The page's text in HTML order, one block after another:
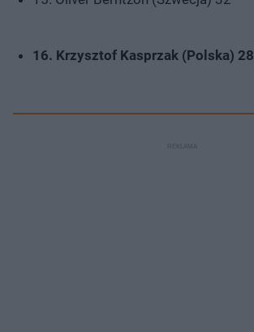
16. Krzysztof Kasprzak (Polska) 28